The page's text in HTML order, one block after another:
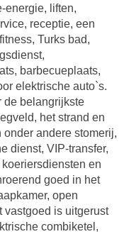
energie, liften,
receptie, een
Turks bad,
barbecueplaats,
elektrische auto`s.
de belangrijkste
het strand en
andere stomerij,
dienst, VIP-transfer,
en
goed in het
open
vastgoed is uitgerust
combiketel,